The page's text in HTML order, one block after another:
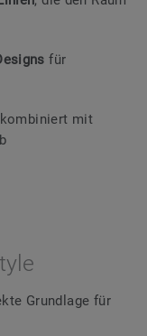
für
mit
Grundlage für